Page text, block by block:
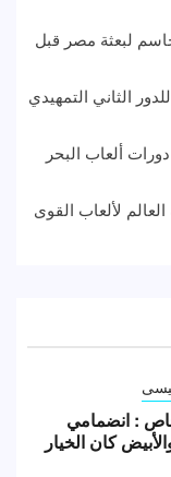
لبعثة مصر قبل
الثاني التمهيدي
في دورات ألعاب البحر
لألعاب القوى
: انضمامي
كان الخيار